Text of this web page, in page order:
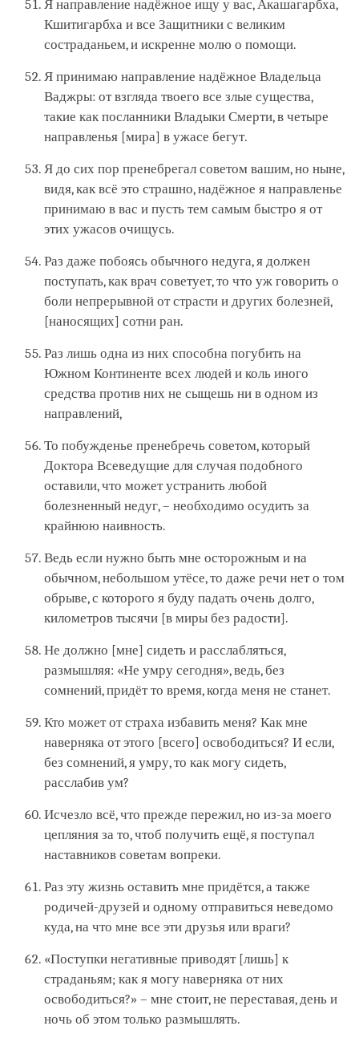
Я направление надёжное ищу у вас, Акашагарбха,
Кшитигарбха и все Защитники с великим
состраданьем, и искренне молю о помощи.
Я принимаю направление надёжное Владельца
Ваджры: от взгляда твоего все злые существа,
такие как посланники Владыки Смерти, в четыре
направленья [мира] в ужасе бегут.
Я до сих пор пренебрегал советом вашим, но ныне,
видя, как всё это страшно, надёжное я направленье
принимаю в вас и пусть тем самым быстро я от
этих ужасов очищусь.
Раз даже побоясь обычного недуга, я должен
поступать, как врач советует, то что уж говорить о
боли непрерывной от страсти и других болезней,
[наносящих] сотни ран.
Раз лишь одна из них способна погубить на
Южном Континенте всех людей и коль иного
средства против них не сыщешь ни в одном из
направлений,
То побужденье пренебречь советом, который
Доктора Всеведущие для случая подобного
оставили, что может устранить любой
болезненный недуг, – необходимо осудить за
крайнюю наивность.
Ведь если нужно быть мне осторожным и на
обычном, небольшом утёсе, то даже речи нет о том
обрыве, с которого я буду падать очень долго,
километров тысячи [в миры без радости].
Не должно [мне] сидеть и расслабляться,
размышляя: «Не умру сегодня», ведь, без
сомнений, придёт то время, когда меня не станет.
Кто может от страха избавить меня? Как мне
наверняка от этого [всего] освободиться? И если,
без сомнений, я умру, то как могу сидеть,
расслабив ум?
Исчезло всё, что прежде пережил, но из-за моего
цепляния за то, чтоб получить ещё, я поступал
наставников советам вопреки.
Раз эту жизнь оставить мне придётся, а также
родичей-друзей и одному отправиться неведомо
куда, на что мне все эти друзья или враги?
«Поступки негативные приводят [лишь] к
страданьям; как я могу наверняка от них
освободиться?» – мне стоит, не переставая, день и
ночь об этом только размышлять.